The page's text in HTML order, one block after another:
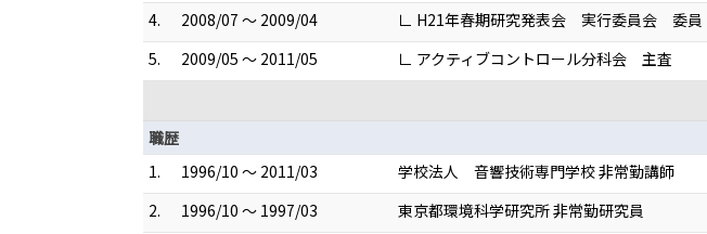
4.
2008/07 ～ 2009/04
∟ H21年春期研究発表会 実行委員会 委員
5.
2009/05 ～ 2011/05
∟ アクティブコントロール分科会 主査
職歴
1.
1996/10 ～ 2011/03
学校法人 音響技術専門学校 非常勤講師
2.
1996/10 ～ 1997/03
東京都環境科学研究所 非常勤研究員